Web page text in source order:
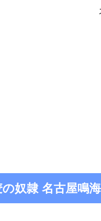
奴隷 名古屋鳴